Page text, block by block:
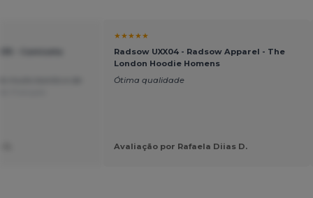
★★★★★
Radsow UXX04 - Radsow Apparel - The
London Hoodie Homens
Ótima qualidade
Avaliação por Rafaela Diias D.